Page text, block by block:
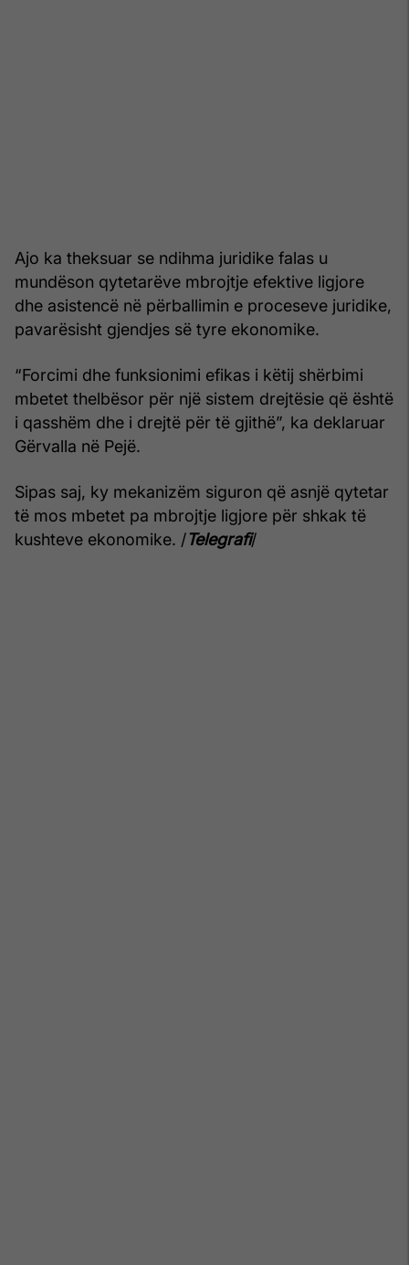
Ajo ka theksuar se ndihma juridike falas u
mundëson qytetarëve mbrojtje efektive ligjore
dhe asistencë në përballimin e proceseve juridike,
pavarësisht gjendjes së tyre ekonomike.
“Forcimi dhe funksionimi efikas i këtij shërbimi
mbetet thelbësor për një sistem drejtësie që është
i qasshëm dhe i drejtë për të gjithë”, ka deklaruar
Gërvalla në Pejë.
Sipas saj, ky mekanizëm siguron që asnjë qytetar
të mos mbetet pa mbrojtje ligjore për shkak të
kushteve ekonomike. /Telegrafi/